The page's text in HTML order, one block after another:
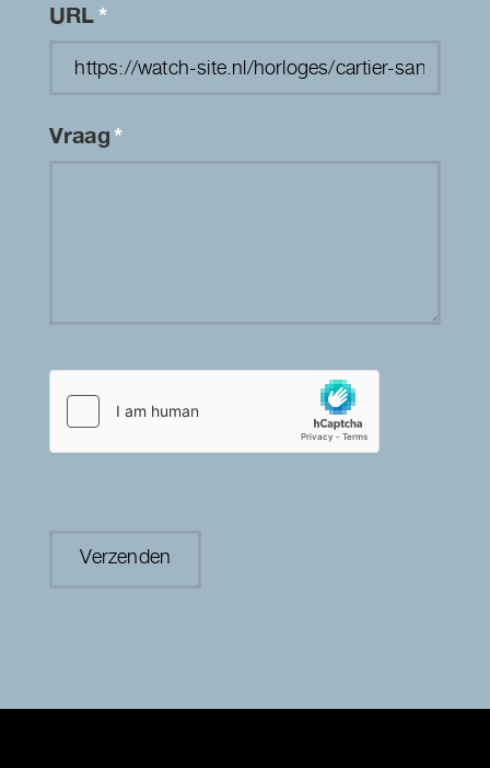
URL*
Vraag*